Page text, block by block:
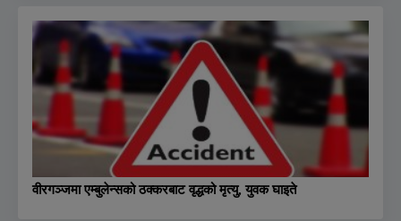
वीरगञ्जमा एम्बुलेन्सको ठक्करबाट वृद्धको मृत्यु, युवक घाइते